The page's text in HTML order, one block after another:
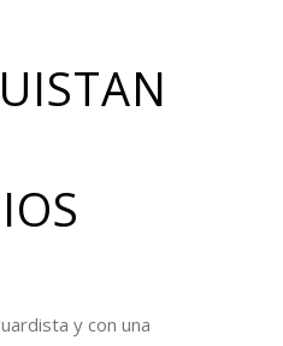
y con una